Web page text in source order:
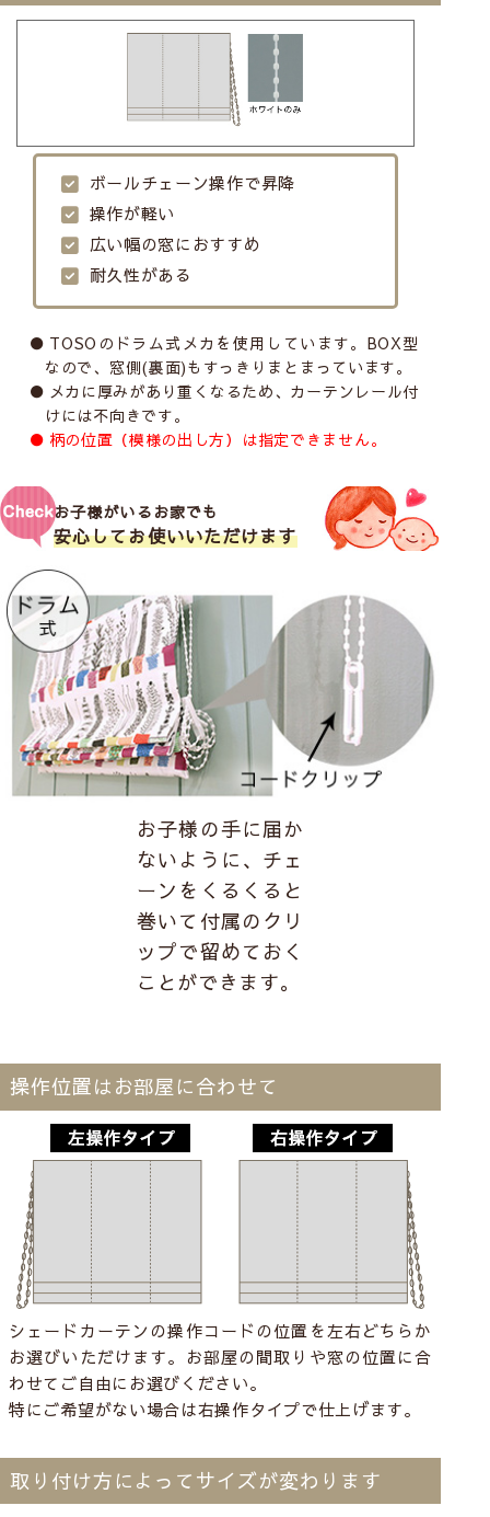
ボールチェーン操作で昇降
操作が軽い
広い幅の窓におすすめ
耐久性がある
TOSOのドラム式メカを使用しています。BOX型
なので、窓側(裏面)もすっきりまとまっています。
メカに厚みがあり重くなるため、カーテンレール付
けには不向きです。
柄の位置（模様の出し方）は指定できません。
お子様がいるお家でも
安心してお使いいただけます
お子様の手に届か
ないように、チェ
ーンをくるくると
巻いて付属のクリ
ップで留めておく
ことができます。
操作位置はお部屋に合わせて
シェードカーテンの操作コードの位置を左右どちらか
お選びいただけます。お部屋の間取りや窓の位置に合
わせてご自由にお選びください。
特にご希望がない場合は右操作タイプで仕上げます。
取り付け方によってサイズが変わります